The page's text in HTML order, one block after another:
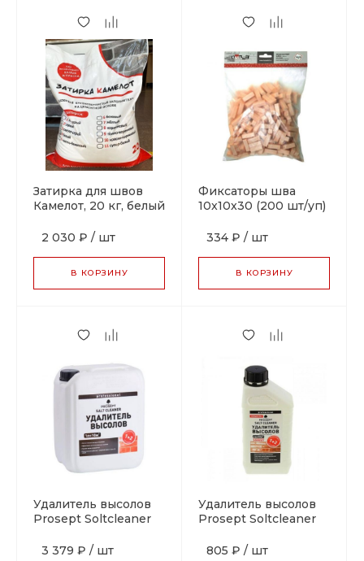
Затирка для швов
Камелот, 20 кг, белый
2 030 ₽ / шт
В КОРЗИНУ
Фиксаторы шва
10x10x30 (200 шт/уп)
334 ₽ / шт
В КОРЗИНУ
Удалитель высолов
Prosept Soltcleaner
3 379 ₽ / шт
Удалитель высолов
Prosept Soltcleaner
805 ₽ / шт